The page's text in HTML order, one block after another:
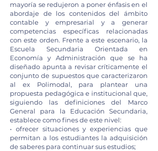
mayoría se redujeron a poner énfasis en el
abordaje de los contenidos del ámbito
contable y empresarial y a generar
competencias específicas relacionadas
con este orden. Frente a este escenario, la
Escuela Secundaria Orientada en
Economía y Administración que se ha
diseñado apunta a revisar críticamente el
conjunto de supuestos que caracterizaron
al ex Polimodal, para plantear una
propuesta pedagógica e institucional que,
siguiendo las definiciones del Marco
General para la Educación Secundaria,
establece como fines de este nivel:
• ofrecer situaciones y experiencias que
permitan a los estudiantes la adquisición
de saberes para continuar sus estudios;